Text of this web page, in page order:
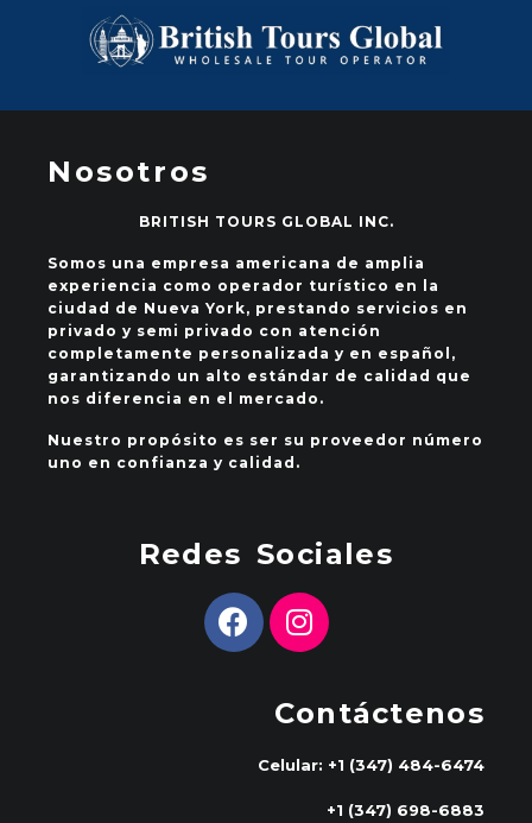
Nosotros
BRITISH TOURS GLOBAL INC.
Somos una empresa americana de amplia
experiencia como operador turístico en la
ciudad de Nueva York, prestando servicios en
privado y semi privado con atención
completamente personalizada y en español,
garantizando un alto estándar de calidad que
nos diferencia en el mercado.
Nuestro propósito es ser su proveedor número
uno en confianza y calidad.
Redes Sociales
Contáctenos
Celular: +1 (347) 484-6474
+1 (347) 698-6883